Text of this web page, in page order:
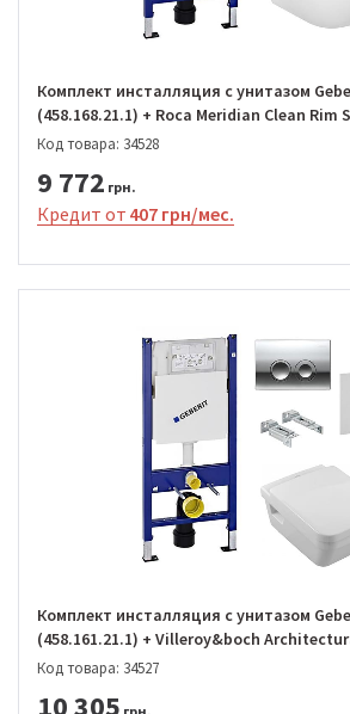
Комплект инсталляция с унитазом
(458.168.21.1) + Roca Meridian Clean Rim
(A34H240000)
Код товара: 34528
9 772 грн.
Кредит от 407 грн/мес.
Комплект инсталляция с унитазом
(458.161.21.1) + Villeroy&boch
DirectFlush (5685HR01)
Код товара: 34527
10 305